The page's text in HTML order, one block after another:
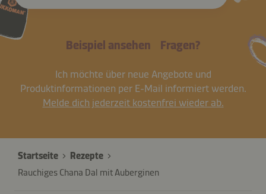
Beispiel ansehen Fragen?
Ich möchte über neue Angebote und
Produktinformationen per E-Mail informiert werden.
Melde dich jederzeit kostenfrei wieder ab.
Startseite
Rezepte
Rauchiges Chana Dal mit Auberginen